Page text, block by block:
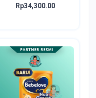
Formula Bayi Usia 0-6
Rp34,300.00